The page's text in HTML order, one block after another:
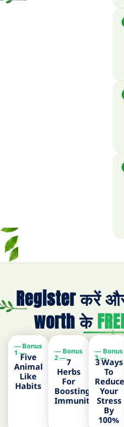
Register करें
worth के
― Bonus
1 ―Five
Animal
Like
Habits
― Bonus
2 ―7
Herbs
For
Boosting
Immunity​
― Bonus
3 ―
3 Ways
To
Reduce
Your
Stress
By
100%​